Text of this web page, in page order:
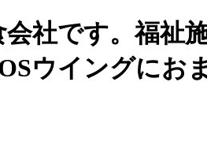
社です。福祉
ウイングにお